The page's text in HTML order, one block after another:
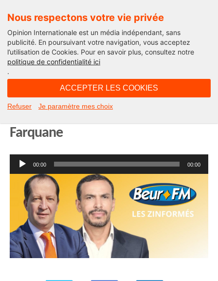
Nous respectons votre vie privée
Opinion Internationale est un média indépendant, sans
publicité. En poursuivant votre navigation, vous acceptez
l’utilisation de Cookies. Pour en savoir plus, consultez notre
politique de confidentialité ici
.
ACCEPTER LES COOKIES
Refuser Je paramètre mes choix
Dans les médias
« Vive Paris 2024 ! » – Michel
Farquane
Lecteur
00:00 00:00